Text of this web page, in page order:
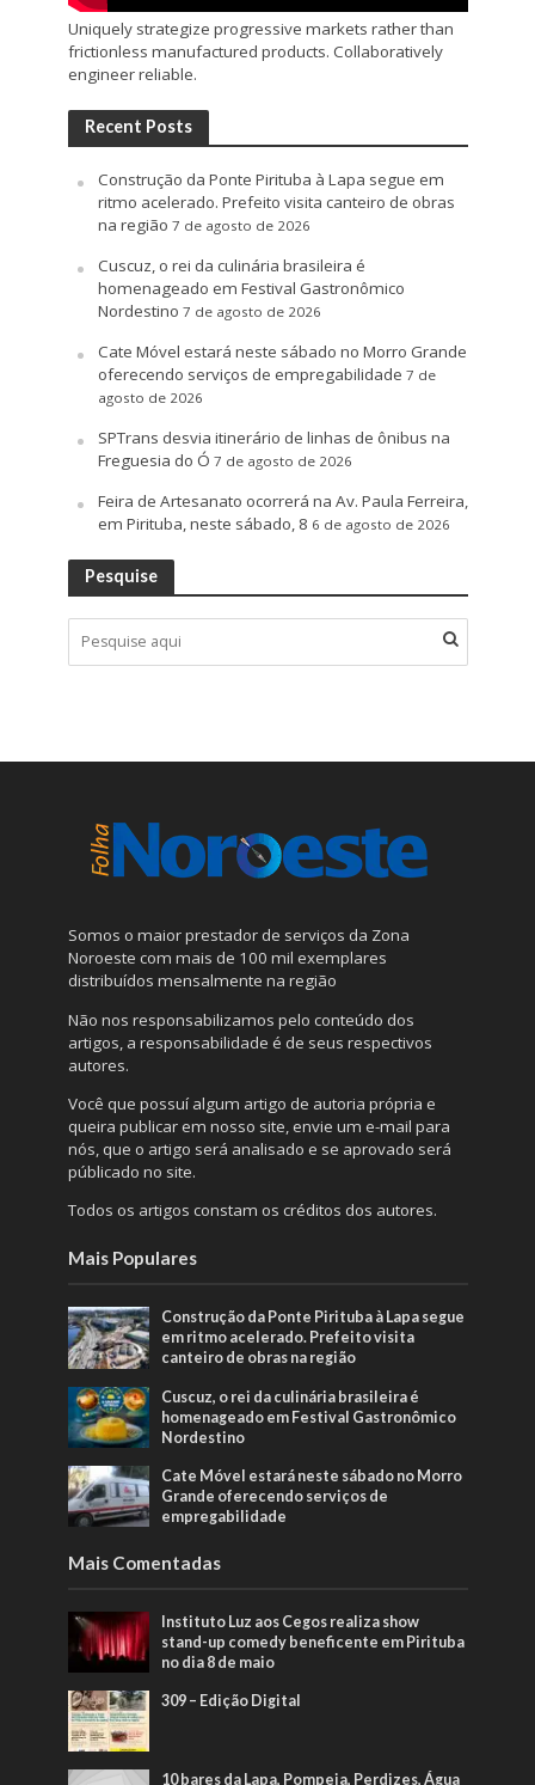
Uniquely strategize progressive markets rather than
frictionless manufactured products. Collaboratively
engineer reliable.
Recent Posts
Construção da Ponte Pirituba à Lapa segue em
ritmo acelerado. Prefeito visita canteiro de obras
na região 7 de agosto de 2026
Cuscuz, o rei da culinária brasileira é
homenageado em Festival Gastronômico
Nordestino 7 de agosto de 2026
Cate Móvel estará neste sábado no Morro Grande
oferecendo serviços de empregabilidade 7 de
agosto de 2026
SPTrans desvia itinerário de linhas de ônibus na
Freguesia do Ó 7 de agosto de 2026
Feira de Artesanato ocorrerá na Av. Paula Ferreira,
em Pirituba, neste sábado, 8 6 de agosto de 2026
Pesquise
Somos o maior prestador de serviços da Zona
Noroeste com mais de 100 mil exemplares
distribuídos mensalmente na região
Não nos responsabilizamos pelo conteúdo dos
artigos, a responsabilidade é de seus respectivos
autores.
Você que possuí algum artigo de autoria própria e
queira publicar em nosso site, envie um e-mail para
nós, que o artigo será analisado e se aprovado será
públicado no site.
Todos os artigos constam os créditos dos autores.
Mais Populares
Construção da Ponte Pirituba à Lapa segue
em ritmo acelerado. Prefeito visita
canteiro de obras na região
Cuscuz, o rei da culinária brasileira é
homenageado em Festival Gastronômico
Nordestino
Cate Móvel estará neste sábado no Morro
Grande oferecendo serviços de
empregabilidade
Mais Comentadas
Instituto Luz aos Cegos realiza show
stand-up comedy beneficente em Pirituba
no dia 8 de maio
309 – Edição Digital
10 bares da Lapa, Pompeia, Perdizes, Água